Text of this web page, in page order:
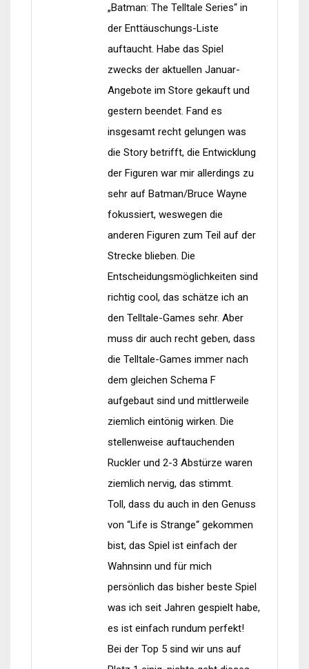
„Batman: The Telltale Series“ in
der Enttäuschungs-Liste
auftaucht. Habe das Spiel
zwecks der aktuellen Januar-
Angebote im Store gekauft und
gestern beendet. Fand es
insgesamt recht gelungen was
die Story betrifft, die Entwicklung
der Figuren war mir allerdings zu
sehr auf Batman/Bruce Wayne
fokussiert, weswegen die
anderen Figuren zum Teil auf der
Strecke blieben. Die
Entscheidungsmöglichkeiten sind
richtig cool, das schätze ich an
den Telltale-Games sehr. Aber
muss dir auch recht geben, dass
die Telltale-Games immer nach
dem gleichen Schema F
aufgebaut sind und mittlerweile
ziemlich eintönig wirken. Die
stellenweise auftauchenden
Ruckler und 2-3 Abstürze waren
ziemlich nervig, das stimmt.
Toll, dass du auch in den Genuss
von “Life is Strange“ gekommen
bist, das Spiel ist einfach der
Wahnsinn und für mich
persönlich das bisher beste Spiel
was ich seit Jahren gespielt habe,
es ist einfach rundum perfekt!
Bei der Top 5 sind wir uns auf